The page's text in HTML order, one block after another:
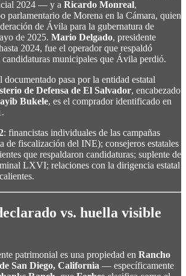
2024 — y a Ricardo Monreal,
parlamentario de Morena en la Cámara, quien
de Ávila para la gubernatura de
de 2025. Mario Delgado, presidente
2024, fue el operador que respaldó
candidaturas municipales que Ávila perdió.
pasa por la entidad estatal
de Defensa de El Salvador, encabezado
Bukele, es el comprador identificado en
: financistas individuales de las campañas
de fiscalización del INE); consejeros estatales
que respaldaron candidaturas; suplente de
LXVI; relaciones con la dirigencia estatal
vs. huella visible
patrimonial es una propiedad en Rancho
San Diego, California — específicamente